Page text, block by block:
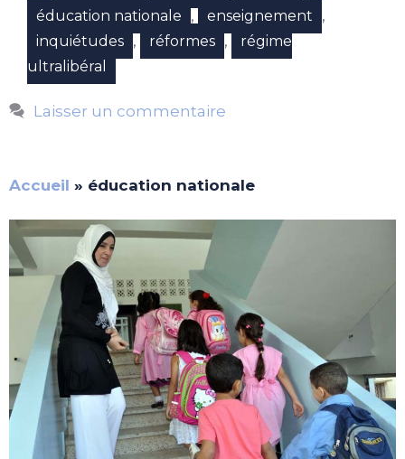
éducation nationale , enseignement ,
inquiétudes , réformes ,
régime
ultralibéral
Laisser un commentaire
Accueil » éducation nationale